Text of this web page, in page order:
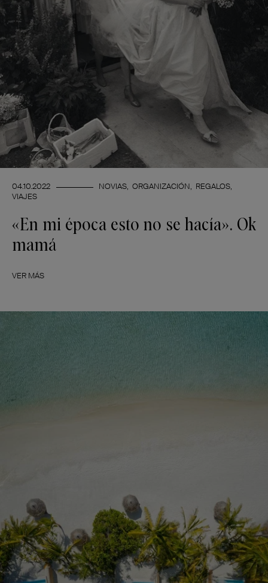
04.10.2022 NOVIAS ORGANIZACIÓN
REGALOS
VIAJES
«En mi época esto no se hacía». Ok
mamá
VER MÁS